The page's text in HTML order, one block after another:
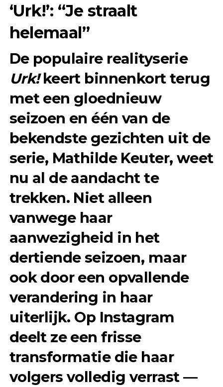
‘Urk!’: “Je straalt
helemaal”
De populaire realityserie
Urk!keert binnenkort terug
met een gloednieuw
seizoen en één van de
bekendste gezichten uit de
serie, Mathilde Keuter, weet
nu al de aandacht te
trekken. Niet alleen
vanwege haar
aanwezigheid in het
dertiende seizoen, maar
ook door een opvallende
verandering in haar
uiterlijk. Op Instagram
deelt ze een frisse
transformatie die haar
volgers volledig verrast —